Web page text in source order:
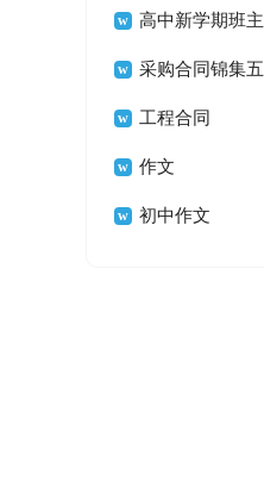
同 高中新学期班主
任工作计划
采购合同锦集五
篇 工程合同
作文
初中作文